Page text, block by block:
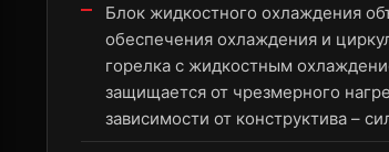
Блок жидкостного охлаждения
обеспечения охлаждения и
горелка с жидкостным
защищается от чрезмерного
зависимости от конструктива –